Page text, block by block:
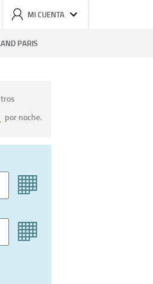
MI CUENTA
PARIS
por noche.